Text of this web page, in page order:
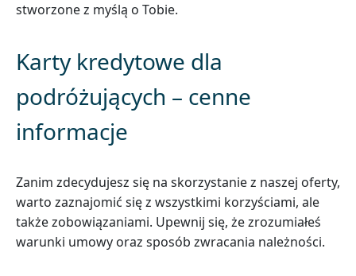
stworzone z myślą o Tobie.
Karty kredytowe dla
podróżujących – cenne
informacje
Zanim zdecydujesz się na skorzystanie z naszej oferty,
warto zaznajomić się z wszystkimi korzyściami, ale
także zobowiązaniami. Upewnij się, że zrozumiałeś
warunki umowy oraz sposób zwracania należności.